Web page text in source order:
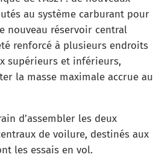
au système carburant pour
nouveau réservoir central
renforcé à plusieurs endroits
supérieurs et inférieurs,
la masse maximale accrue au
d’assembler les deux
de voilure, destinés aux
les essais en vol.